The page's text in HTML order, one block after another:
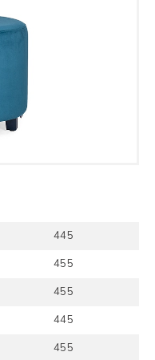
445
455
455
445
455